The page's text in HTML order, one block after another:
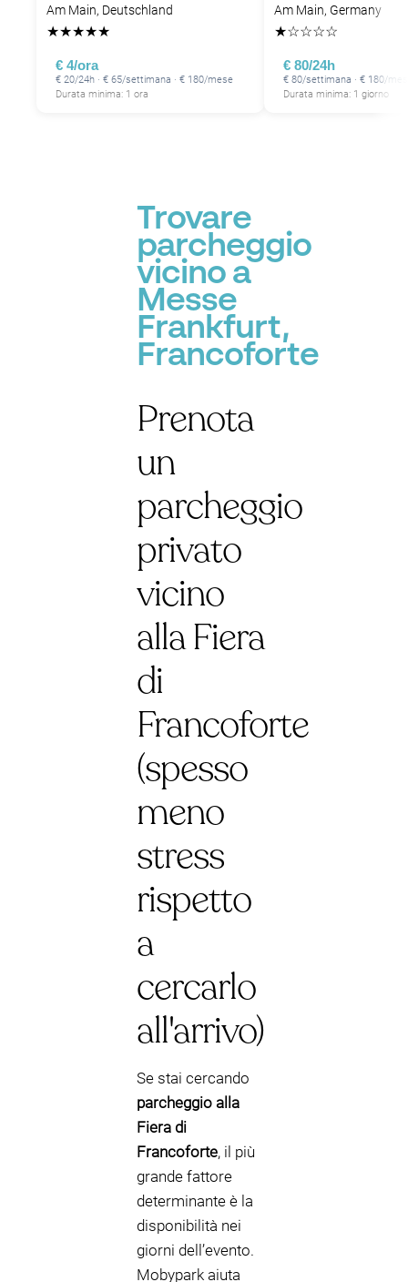
Am Main, Deutschland
★★★★★
€ 4/ora
€ 20/24h · € 65/settimana · € 180/mese
Durata minima: 1 ora
Am Main, Germany
★☆☆☆☆
€ 80/24h
€ 80/settimana · € 180/
Durata minima: 1 giorno
Trovare
parcheggio
vicino a
Messe
Frankfurt,
Francoforte
Prenota
un
parcheggio
privato
vicino
alla Fiera
di
Francoforte
(spesso
meno
stress
rispetto
a
cercarlo
all'arrivo)
Se stai cercando
parcheggio alla
Fiera di
Francoforte, il più
grande fattore
determinante è la
disponibilità nei
giorni dell’evento.
Mobypark aiuta